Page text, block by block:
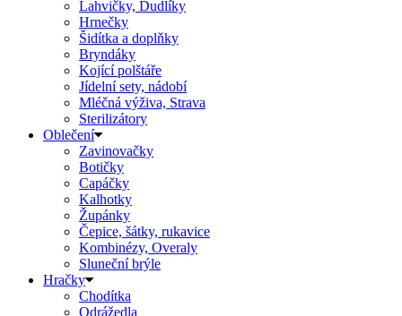
Lahvičky, Dudlíky
Hrnečky
Šidítka a doplňky
Bryndáky
Kojící polštáře
Jídelní sety, nádobí
Mléčná výživa, Strava
Sterilizátory
Oblečení
Zavinovačky
Botičky
Capáčky
Kalhotky
Župánky
Čepice, šátky, rukavice
Kombinézy, Overaly
Sluneční brýle
Hračky
Chodítka
Odrážedla